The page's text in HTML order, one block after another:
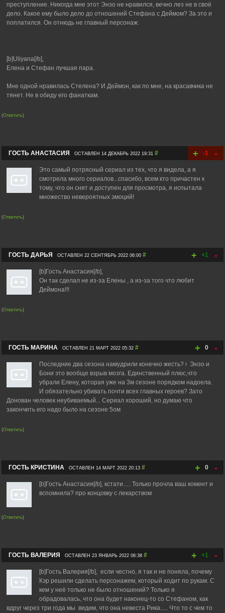
преступление. Никогда мне этот Энзо не нравился, вечно лез не в своё
дело. Какое ему было дело до отношений Стефана с Деймом? За это и
поплатился. Он отнюдь не главный персонаж.
[b]Uliyana[/b],
Елена и Стефан лучшая пара.
Мне одной нравилась Стелена? И Деймон, как по мне, на красавчика не
тянет. Не в обиду его фанаткам.
(Ответить)
+ -1 -
ГОСТЬ АНАСТАСИЯ ОСТАВЛЕН 14 ДЕКАБРЬ 2022 19:31 #
Это самый потрясный сериал из тех, что я видела, а я
смотрела много сериалов...спасибо, всем кто причастен к
тому, что он снят и доступен для просмотра, я испытала
множество невероятных эмоций!
(Ответить)
+ +1 -
ГОСТЬ ДАРЬЯ ОСТАВЛЕН 22 СЕНТЯБРЬ 2022 06:00 #
[b]Гость Анастасия[/b],
Он так сделал не из-за Елены , а из-за того что любит
Деймона!!!
(Ответить)
+ 0 -
ГОСТЬ МАРИНА ОСТАВЛЕН 21 МАРТ 2022 05:32 #
Последние два сезона намудрили конечно жесть?‍♀️ Энзо и
Бони это вообще взрыв мозга. Единственный плюс,что
убрали Елену, которая уже на 3м сезоне порядком надоела.
И обязательно убивать почти всех главных героев? Зато
Донован человек неубиваемый... Сериал хороший, но думаю что
закончить его надо было на сезоне 5ом
(Ответить)
+ 0 -
ГОСТЬ КРИСТИНА ОСТАВЛЕН 14 МАРТ 2022 20:13 #
[b]Гость Анастасия[/b], кстати…. Только прочла ваш комент и
вспомнила? про концовку с лекарством
(Ответить)
+ +1 -
ГОСТЬ ВАЛЕРИЯ ОСТАВЛЕН 23 ЯНВАРЬ 2022 08:38 #
[b]Гость Валерия[/b], если честно, я так и не поняла, почему
Кэр решили сделать персонажем, который ходит по рукам. С
кем у неё только не было отношений? Только я
обрадовалась, что она будет наконец-то со Стефаном, как
вдруг через три года мы видим, что она невеста Рика..... Что то с чем то